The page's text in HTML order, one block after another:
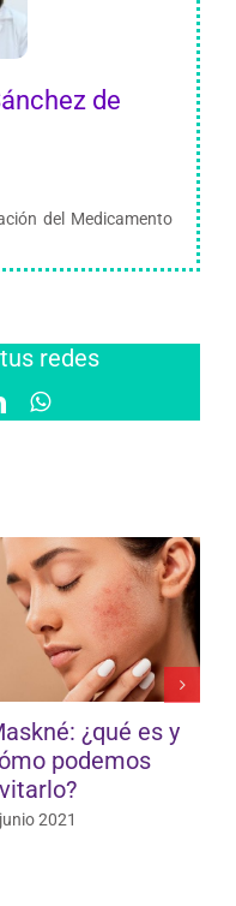
de
del Medicamento
redes
LinkedInWhatsApp
¿qué es y
podemos
2021